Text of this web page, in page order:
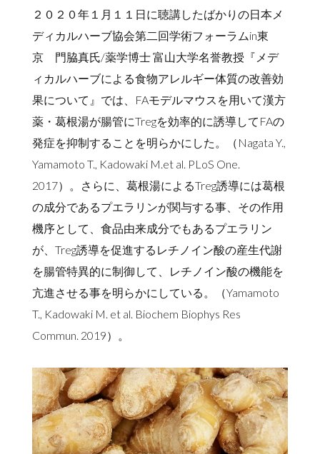
２０２０年１月１１日に聴講したばかりの日本メ
ディカルハーブ協会第二回学術フォーラムin東
京 門脇真氏/薬学博士 富山大学名誉教授『メデ
ィカルハーブによる食物アレルギー体質の改善効
果について』では、FAモデルマウスを用いて漢方
薬・葛根湯が腸管にTregを効率的に誘導してFAの
発症を抑制することを明らかにした。（Nagata Y.,
Yamamoto T., Kadowaki M.et al. PLoS One.
2017）。さらに、葛根湯によるTreg誘導には葛根
の成分であるプエラリンが関与する事、その作用
機序として、食品由来成分でもあるプエラリン
が、Treg誘導を促進するレチノイン酸の産生代謝
を腸管特異的に制御して、レチノイン酸の機能を
亢進させる事を明らかにしている。（Yamamoto
T., Kadowaki M. et al. Biochem Biophys Res
Commun. 2019）。